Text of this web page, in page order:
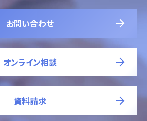
お問い合わせ
オンライン相談
資料請求